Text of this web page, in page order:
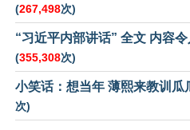
(267,498次)
“习近平内部讲话” 全文 内容
(355,308次)
小笑话：想当年 薄熙来教训瓜
次)